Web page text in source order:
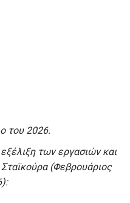
του 2026.
των εργασιών και
(Φεβρουάριος